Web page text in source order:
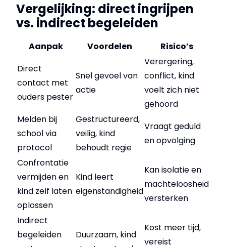
Vergelijking: direct ingrijpen
vs. indirect begeleiden
Aanpak Voordelen
Risico’s
Direct
contact met
ouders pester
Snel gevoel van
actie
Verergering,
conflict, kind
voelt zich niet
gehoord
Melden bij
school via
protocol
Gestructureerd,
veilig, kind
behoudt regie
Vraagt geduld
en opvolging
Confrontatie
vermijden en
kind zelf laten
oplossen
Kind leert
eigenstandigheid
Kan isolatie en
machteloosheid
versterken
Indirect
begeleiden
Duurzaam, kind
Kost meer tijd,
vereist